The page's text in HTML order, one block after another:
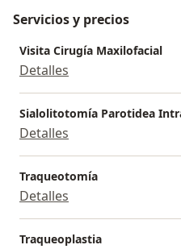
Servicios y precios
Visita Cirugía Maxilofacial
Detalles
Sialolitotomía Parotidea
Detalles
Traqueotomía
Detalles
Traqueoplastia